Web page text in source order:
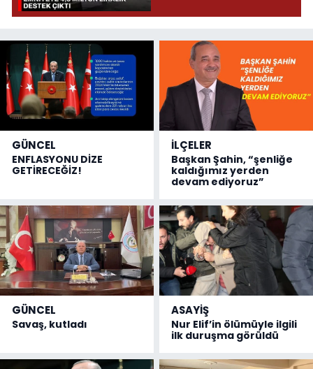
GÜNCEL
ENFLASYONU DİZE
GETİRECEĞİZ!
İLÇELER
Başkan Şahin, “şenliğe
kaldığımız yerden
devam ediyoruz”
GÜNCEL
Savaş, kutladı
ASAYİŞ
Nur Elif’in ölümüyle ilgili
ilk duruşma görüldü